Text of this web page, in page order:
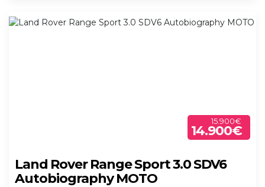
15.900€
14.900€
Land Rover Range Sport 3.0 SDV6
Autobiography MOTO